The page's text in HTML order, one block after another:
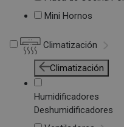
Mini Hornos
Climatización
Climatización
Humidificadores
Deshumidificadores